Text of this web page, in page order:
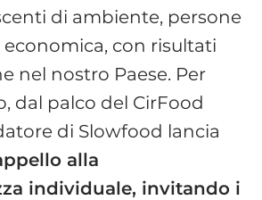
di ambiente, persone
con risultati
nel nostro Paese. Per
dal palco del CirFood
di Slowfood lancia
alla
individuale, invitando i